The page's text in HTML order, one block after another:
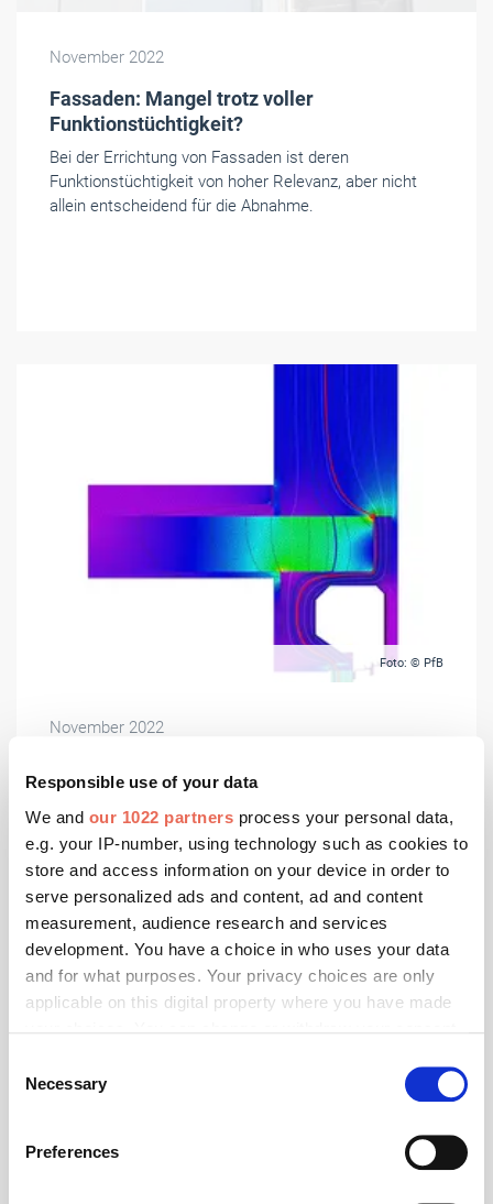
Responsible use of your data
We and our 1022 partners process your personal data,
e.g. your IP-number, using technology such as cookies to
store and access information on your device in order to
serve personalized ads and content, ad and content
measurement, audience research and services
development. You have a choice in who uses your data
and for what purposes. Your privacy choices are only
applicable on this digital property where you have made
the Privacy trigger icon.
Collect information about your geographical location
Selection
Necessary
Preferences
November 2022
Fassaden: Mangel trotz voller
Funktionstüchtigkeit?
Bei der Errichtung von Fassaden ist deren
Funktionstüchtigkeit von hoher Relevanz, aber nicht
allein entscheidend für die Abnahme.
Foto: © PfB
November 2022
bringt Vorteile
In den vergangenen Jahren gab es hinsichtlich der
Anforderungen an Bauprodukte einige gesetzliche und
normative Änderungen in der Produktgruppe
Rollladenkästen. Die Änderung der Anforderungen zur
Wärmebrücken-Berechnung können Hersteller zu
Ihrem Vorteil nutzen.